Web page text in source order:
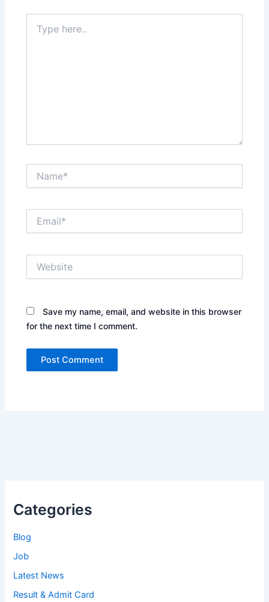
here..
Save my name, email, and website in this browser
for the next time I comment.
Categories
Blog
Job
Latest News
Result & Admit Card